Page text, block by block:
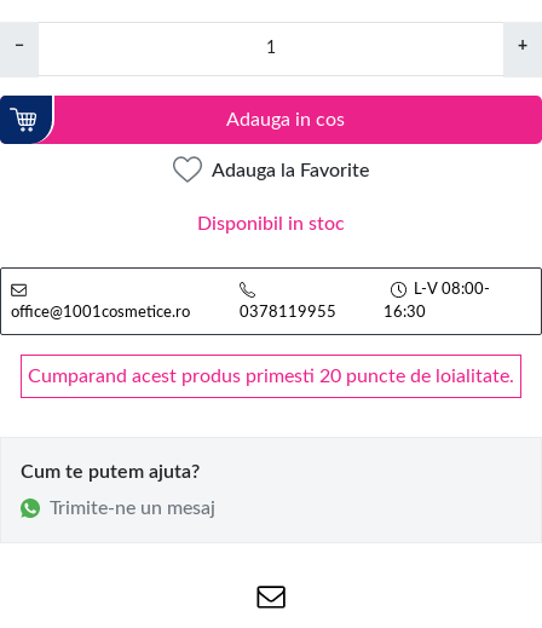
− +
Adauga in cos
Adauga la Favorite
Disponibil in stoc
office@1001cosmetice.ro 0378119955
L-V 08:00-
16:30
Cumparand acest produs primesti 20 puncte de loialitate.
Cum te putem ajuta?
Trimite-ne un mesaj